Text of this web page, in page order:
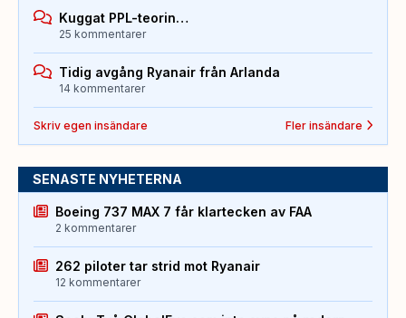
Kuggat PPL-teorin…
25 kommentarer
Tidig avgång Ryanair från Arlanda
14 kommentarer
Skriv egen insändare Fler insändare
SENASTE NYHETERNA
Boeing 737 MAX 7 får klartecken av FAA
2 kommentarer
262 piloter tar strid mot Ryanair
12 kommentarer